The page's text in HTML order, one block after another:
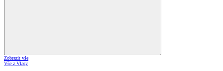
Zobrazit vše
Vše z Vlasy